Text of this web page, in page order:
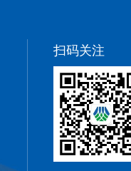
扫码关注